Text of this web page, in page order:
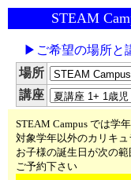
STEAM
▶ご希望の場所と
場所
講座
STEAM Campus では学
対象学年以外のカリキュ
お子様の誕生日が次の
ご予約下さい